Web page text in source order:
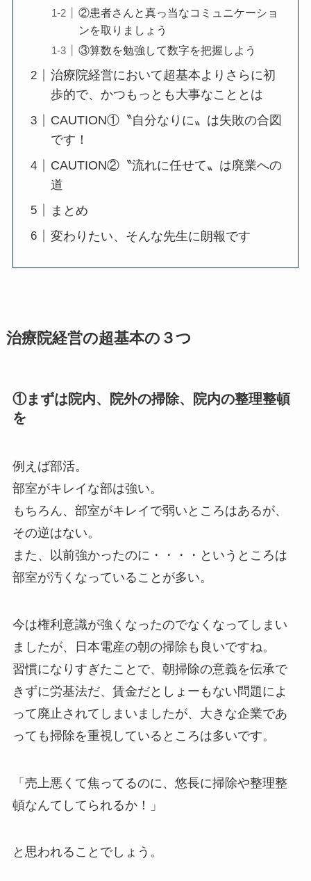
②患者さんと真っ当なコミュニケーショ
ンを取りましょう
③算数を勉強して数字を把握しよう
治療院経営において超基本よりさらに初
歩的で、かつもっとも大事なこととは
CAUTION①〝自分なりに〟は失敗の合図
です！
CAUTION②〝流れに任せて〟は廃業への
道
まとめ
変わりたい、そんな先生に朗報です
治療院経営の超基本の３つ
①まずは院内、院外の掃除、院内の整理整頓
を
例えば部活。
部室がキレイな部は強い。
もちろん、部室がキレイで弱いところはあるが、
その逆はない。
また、以前強かったのに・・・・というところは
部室が汚くなっていることが多い。
今は権利意識が強くなったのでなくなってしまい
ましたが、日本電産の朝の掃除も良いですね。
習慣になりすぎたことで、朝掃除の意義を伝承で
きずに労基法だ、賃金だとしょーもない問題によ
って廃止されてしまいましたが、大きな企業であ
っても掃除を重視しているところは多いです。
「売上悪くて焦ってるのに、悠長に掃除や整理整
頓なんてしてられるか！」
と思われることでしょう。